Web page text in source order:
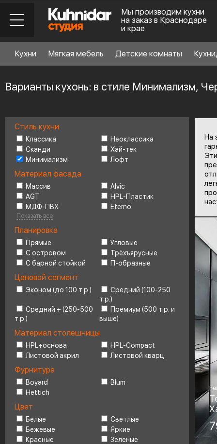
Мы производим кухни
на заказ в Краснодаре
и крае
Стиль кухни
Материал фасада
Планировка
Ценовой сегмент
Кухни Мягкая мебель Детские комнаты
Варианты кухонь: в стиле Минимализм,
Стиль кухни
Классика
Неоклассика
Сканди
Хай-тек
Минимализм
Лофт
Материал фасада
Массив
Alvic
AGT
HPL-Пластик
МДФ-ПВХ
Eterno
Показать все
Планировка
Прямые
Угловые
С островом
Трёхъярусные
С барной стойкой
П-образные
Ценовой сегмент
Эконом (до 100 т.р.)
Средний (100-250
т.р.)
Средний + (250-500
т.р.)
Премиум (500 т.р. и
выше)
Материал столешницы
HPL+основа
HPL-Compact
Листовой акрил
Листовой кварц
Фурнитура
Boyard
Blum
Hettich
Цвет
Белые
Светлые
Бежевые
Яркие
Красные
Зеленые
На